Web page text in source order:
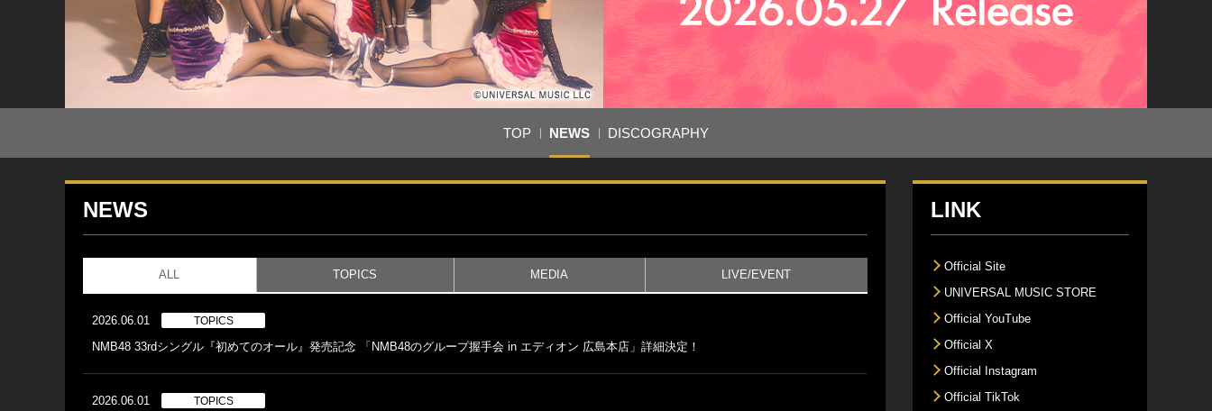
TOP NEWS DISCOGRAPHY
NEWS
ALL TOPICS MEDIA LIVE/EVENT
2026.06.01 TOPICS
NMB48 33rdシングル『初めてのオール』発売記念 「NMB48のグループ握手会 in エディオン 広島本店」詳細決定！
2026.06.01 TOPICS
LINK
Official Site
UNIVERSAL MUSIC STORE
Official YouTube
Official X
Official Instagram
Official TikTok